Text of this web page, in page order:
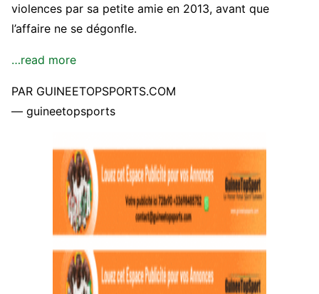
violences par sa petite amie en 2013, avant que
l’affaire ne se dégonfle.
…read more
PAR GUINEETOPSPORTS.COM
— guineetopsports